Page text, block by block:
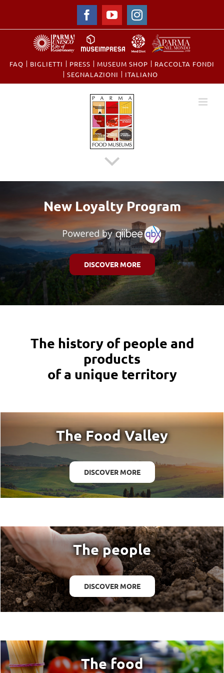
FacebookYouTubeInstagram
FAQ BIGLIETTI PRESS MUSEUM SHOP
RACCOLTA FONDI
​SEGNALAZIONI
ITALIANO
New Loyalty Program
DISCOVER MORE
The history of people and
products
of a unique territory
The Food Valley
DISCOVER MORE
The people
DISCOVER MORE
The food